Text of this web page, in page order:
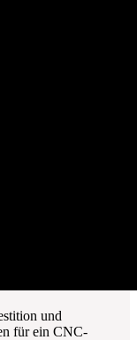
und
für ein CNC-